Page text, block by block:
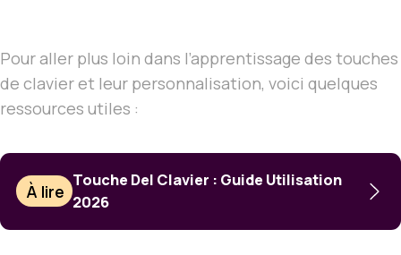
Pour aller plus loin dans l’apprentissage des touches
de clavier et leur personnalisation, voici quelques
ressources utiles :
À lire
Touche Del Clavier : Guide Utilisation
2026